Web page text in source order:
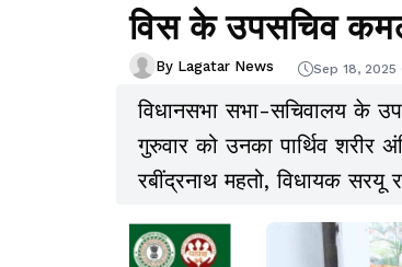
विस के उपसचिव
By Lagatar News Sep 18, 2025
विधानसभा सभा-सचिवालय के
गुरुवार को उनका पार्थिव शरीर
रबींद्रनाथ महतो, विधायक सरयू